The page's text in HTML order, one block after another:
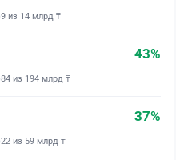
9 из 14 млрд ₸
43%
84 из 194 млрд ₸
37%
22 из 59 млрд ₸